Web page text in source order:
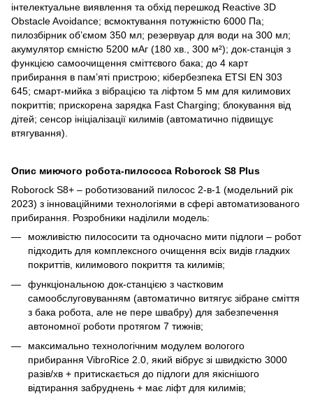
інтелектуальне виявлення та обхід перешкод Reactive 3D
Obstacle Avoidance; всмоктування потужністю 6000 Па;
пилозбірник об’ємом 350 мл; резервуар для води на 300 мл;
акумулятор ємністю 5200 мАг (180 хв., 300 м²); док-станція з
функцією самоочищення сміттєвого бака; до 4 карт
прибирання в пам’яті пристрою; кібербезпека ETSI EN 303
645; смарт-мийка з вібрацією та ліфтом 5 мм для килимових
покриттів; прискорена зарядка Fast Charging; блокування від
дітей; сенсор ініціалізації килимів (автоматично підвищує
втягування).
Опис миючого робота-пилососа Roborock S8 Plus
Roborock S8+ – роботизований пилосос 2-в-1 (модельний рік
2023) з інноваційними технологіями в сфері автоматизованого
прибирання. Розробники наділили модель:
можливістю пилососити та одночасно мити підлоги – робот
підходить для комплексного очищення всіх видів гладких
покриттів, килимового покриття та килимів;
функціональною док-станцією з частковим
самообслуговуванням (автоматично витягує зібране сміття
з бака робота, але не пере швабру) для забезпечення
автономної роботи протягом 7 тижнів;
максимально технологічним модулем вологого
прибирання VibroRice 2.0, який вібрує зі швидкістю 3000
разів/хв + притискається до підлоги для якіснішого
відтирання забруднень + має ліфт для килимів;